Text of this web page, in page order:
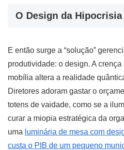
O Design da Hipocrisia
E então surge a “solução”
produtividade: o design. A
mobília altera a realidade
Diretores adoram gastar o
totens de vaidade, como se a
curar a miopia estratégica da
uma luminária de mesa com
custa o PIB de um pequeno